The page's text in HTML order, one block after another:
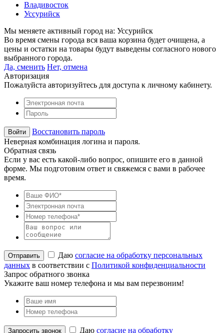
Владивосток
Уссурийск
Мы меняете активный город на: Уссурийск
Во время смены города вся ваша корзина будет очищена, а
цены и остатки на товары будут выведены согласного нового
выбранного города.
Да, сменить Нет, отмена
Авторизация
Пожалуйста авторизуйтесь для доступа к личному кабинету.
Восстановить пароль
Неверная комбинация логина и пароля.
Обратная связь
Если у вас есть какой-либо вопрос, опишите его в данной
форме. Мы подготовим ответ и свяжемся с вами в рабочее
время.
Даю согласие на обработку персональных
данных в соответствии с Политикой конфиденциальности
Запрос обратного звонка
Укажите ваш номер телефона и мы вам перезвоним!
Даю согласие на обработку